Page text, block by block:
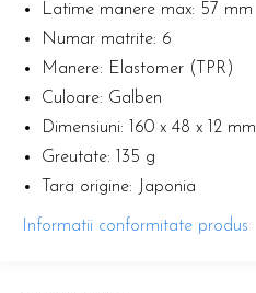
Latime manere max: 57 mm
Numar matrite: 6
Manere: Elastomer (TPR)
Culoare: Galben
Dimensiuni: 160 x 48 x 12 mm
Greutate: 135 g
Tara origine: Japonia
Informatii conformitate produs